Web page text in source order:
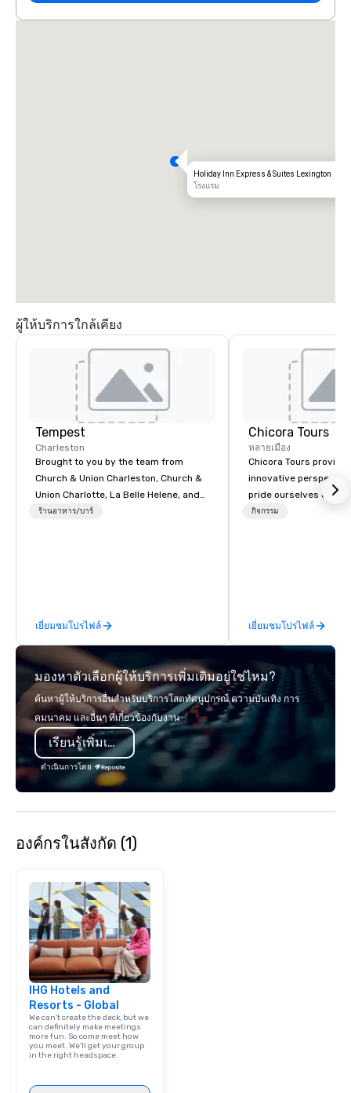
Holiday Inn Express & Suites Lexington
โรงแรม
ผู้ให้บริการใกล้เคียง
Tempest
Charleston
Brought to you by the team from
Church & Union Charleston, Church &
Union Charlotte, La Belle Helene, and
Church & Union Nashville, Tempest is a
hyper-local, sustainable South
Atlantic seafood, with a seasonal
menu curated by Top Chef Alum Chef
Jamie Lynch, Executive Chef Tyler
Cook, and Chef Adam Hodgson.
Tempest’s noteworthy raw and roast
menu features both chilled and
charcoal roasted options. Impressive
single, double and three tier seafood
towers are also featured.
ร้านอาหาร/บาร์
เยี่ยมชมโปรไฟล์
Chicora Tours
หลายเมือง
Chicora Tours
innovative
pride ourselves on
guests with the most
the Holy City while
our guest’s desires
does walking tours,
private tours. We
overwhelming
you! After going on a
of this lovely city.
กิจกรรม
เยี่ยมชมโปรไฟล์
มองหาตัวเลือกผู้ให้บริการเพิ่มเติมอยู่ใช่ไหม?
ค้นหาผู้ให้บริการอื่นสำหรับบริการโสตทัศนูปกรณ์ ความบันเทิง การ
คมนาคม และอื่นๆ ที่เกี่ยวข้องกับงาน
เรียนรู้เพิ่มเติม
ดำเนินการโดย
องค์กรในสังกัด (1)
IHG Hotels and
Resorts - Global
We can't create the deck, but we
can definitely make meetings
more fun. So come meet how
you meet. We'll get your group
in the right headspace.